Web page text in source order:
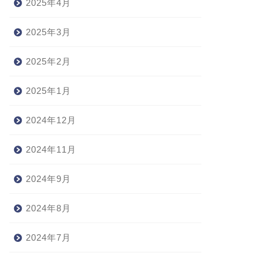
2025年4月
2025年3月
2025年2月
2025年1月
2024年12月
2024年11月
2024年9月
2024年8月
2024年7月